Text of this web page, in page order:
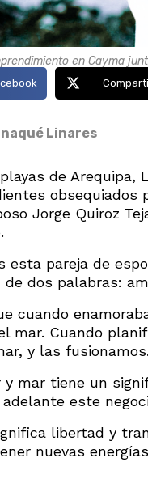
en Cayma
Linares
de Arequipa,
Jorge Quiroz
esta pareja de
dos palabras:
cuando
mar. Cuando
y las
y mar tiene un
este
libertad y
nuevas